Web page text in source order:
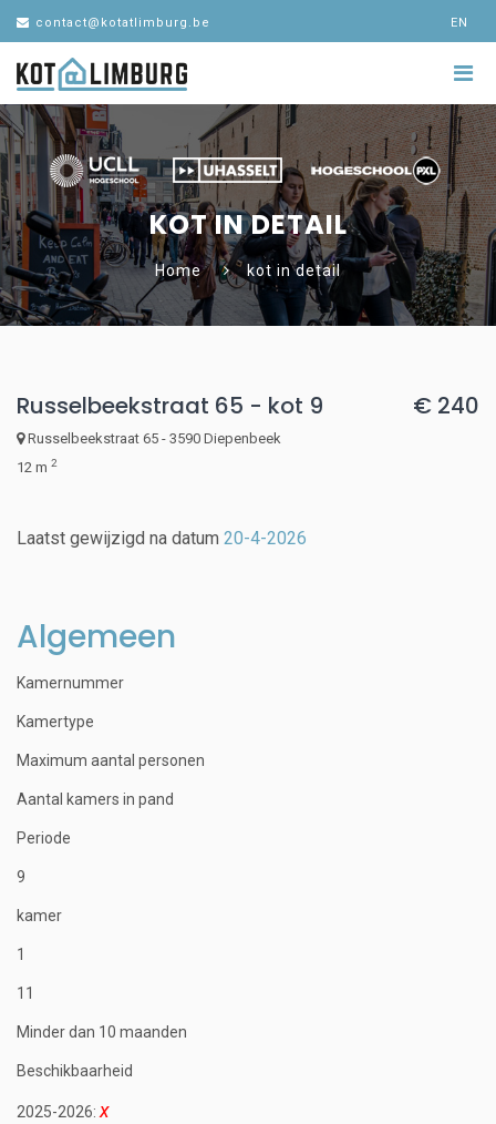
contact@kotatlimburg.be EN
KOT IN DETAIL
Home kot in detail
Russelbeekstraat 65 - kot 9
Russelbeekstraat 65 - 3590 Diepenbeek
12 m 2
€ 240
Laatst gewijzigd na datum 20-4-2026
Algemeen
Kamernummer
Kamertype
Maximum aantal personen
Aantal kamers in pand
Periode
9
kamer
1
11
Minder dan 10 maanden
Beschikbaarheid
2025-2026: